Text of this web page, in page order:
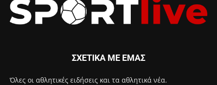
ΣΧΕΤΙΚΑ ΜΕ ΕΜΑΣ
Όλες οι αθλητικές ειδήσεις και τα αθλητικά νέα.